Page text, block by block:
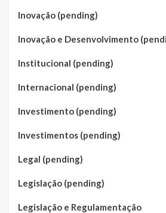
Inovação (pending)
Inovação e Desenvolvimento
Institucional (pending)
Internacional (pending)
Investimento (pending)
Investimentos (pending)
Legal (pending)
Legislação (pending)
Legislação e Regulamentação